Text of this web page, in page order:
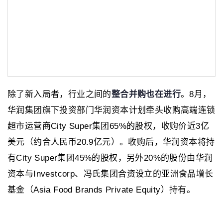
除了新入局者，行业之间的整合并购也在进行。8月，
华润集团旗下投资部门华润资本计划牵头收购高端连锁
超市运营商City Super集团65%的股权，收购价近3亿
美元（约合人民币20.9亿元）。收购后，华润资本将持
有City Super集团45%的股权，另外20%的股份由华润
资本与Investcorp、冯氏集团合资设立的亚洲食品增长
基金（Asia Food Brands Private Equity）持有。